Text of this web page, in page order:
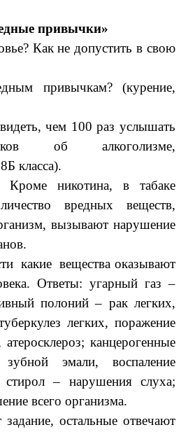
привычки»
Как не допустить в свою
привычкам? (курение,
чем 100 раз услышать
об алкоголизме,
класса).
Кроме никотина, в табаке
вредных веществ,
вызывают нарушение
какие вещества оказывают
Ответы: угарный газ –
полоний – рак легких,
легких, поражение
канцерогенные
эмали, воспаление
стирол – нарушения слуха;
всего организма.
остальные отвечают